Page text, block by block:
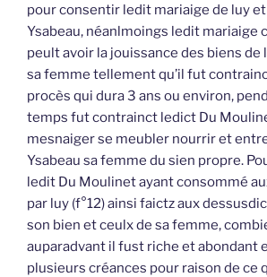
pour consentir ledit mariaige de luy
Ysabeau, néanlmoings ledit mariaige
peult avoir la jouissance des biens de
sa femme tellement qu’il fut
procès qui dura 3 ans ou environ,
temps fut contrainct ledict Du
mesnaiger se meubler nourrir et
Ysabeau sa femme du sien propre.
ledit Du Moulinet ayant consommé
par luy (f°12) ainsi faictz aux
son bien et ceulx de sa femme,
auparadvant il fust riche et abondant
plusieurs créances pour raison de ce